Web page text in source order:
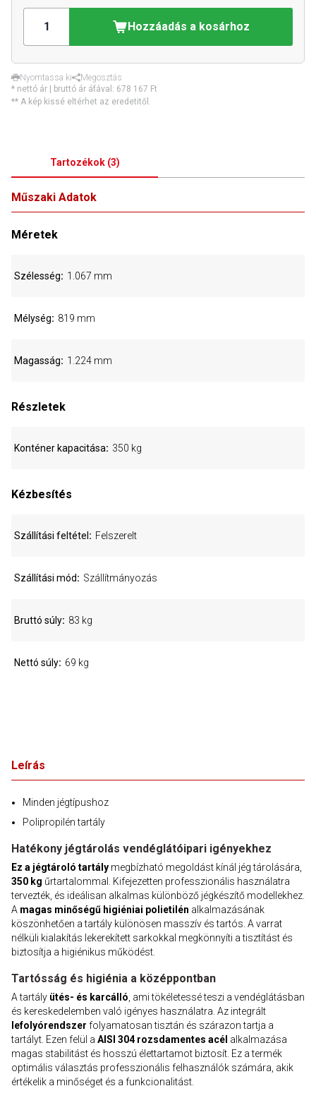
Hozzáadás a kosárhoz
Nyomtassa ki
Megosztás
* nettó ár | bruttó ár áfával: 678 167 Ft
** A kép kissé eltérhet az eredetitől.
Tartozékok(3)
Leírás
Minden jégtípushoz
Polipropilén tartály
Hatékony jégtárolás vendéglátóipari igényekhez
Ez a jégtároló tartály megbízható megoldást kínál jég tárolására,
350 kg űrtartalommal. Kifejezetten professzionális használatra
tervezték, és ideálisan alkalmas különböző jégkészítő modellekhez.
A magas minőségű higiéniai polietilén alkalmazásának
köszönhetően a tartály különösen masszív és tartós. A varrat
nélküli kialakítás lekerekített sarkokkal megkönnyíti a tisztítást és
biztosítja a higiénikus működést.
Tartósság és higiénia a középpontban
A tartály ütés- és karcálló , ami tökéletessé teszi a vendéglátásban
és kereskedelemben való igényes használatra. Az integrált
lefolyórendszer folyamatosan tisztán és szárazon tartja a
tartályt. Ezen felül a AISI 304 rozsdamentes acél alkalmazása
magas stabilitást és hosszú élettartamot biztosít. Ez a termék
optimális választás professzionális felhasználók számára, akik
értékelik a minőséget és a funkcionalitást.
Műszaki Adatok
Méretek
Szélesség 1.067 mm
Mélység 819 mm
Magasság 1.224 mm
Részletek
Konténer kapacitása 350 kg
Kézbesítés
Szállítási feltétel Felszerelt
Szállítási mód Szállítmányozás
Bruttó súly 83 kg
Nettó súly 69 kg